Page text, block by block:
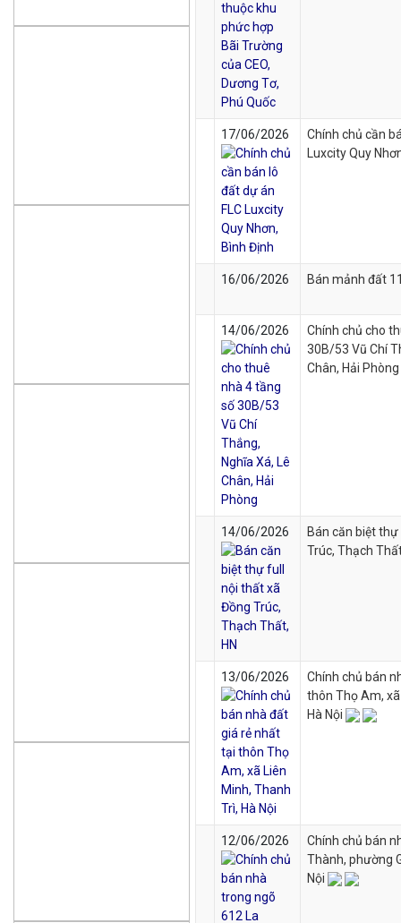
17/06/2026
Chính chủ cần
Luxcity Quy
16/06/2026 Bán mảnh đất
14/06/2026
Chính chủ cho
30B/53 Vũ Chí
Chân, Hải Phòng
14/06/2026
Bán căn biệt
Trúc, Thạch
13/06/2026
Chính chủ bán
thôn Thọ Am,
Hà Nội
12/06/2026
Chính chủ bán
Thành, phường
Nội